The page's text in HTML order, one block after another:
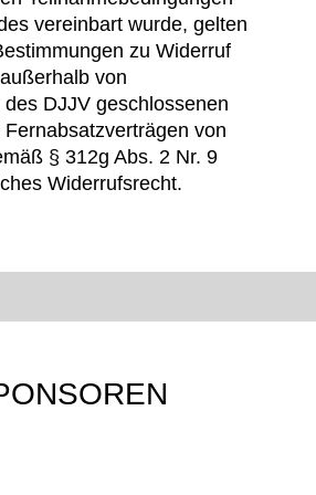
vereinbart wurde, gelten
zu Widerruf
von
DJJV geschlossenen
von
§ 312g Abs. 2 Nr. 9
Widerrufsrecht.